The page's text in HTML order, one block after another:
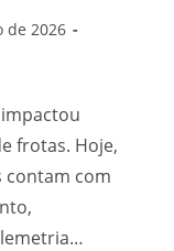
de 2026
frotas. Hoje,
contam com